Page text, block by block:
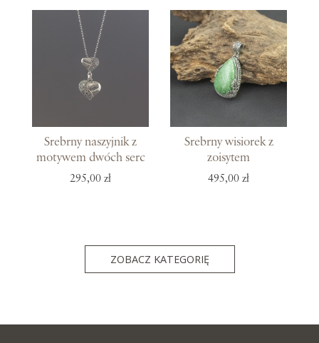
Srebrny naszyjnik z
motywem dwóch serc
295,00 zł
Srebrny wisiorek z
zoisytem
495,00 zł
ZOBACZ KATEGORIĘ